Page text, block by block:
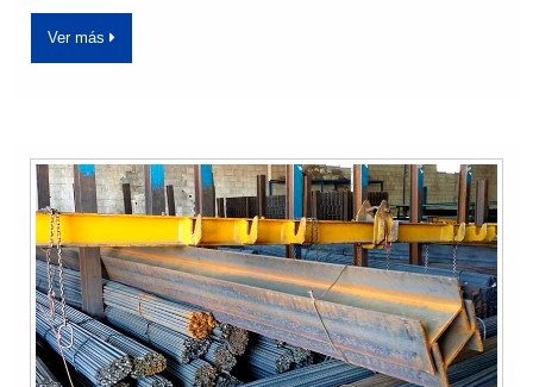
Ver más